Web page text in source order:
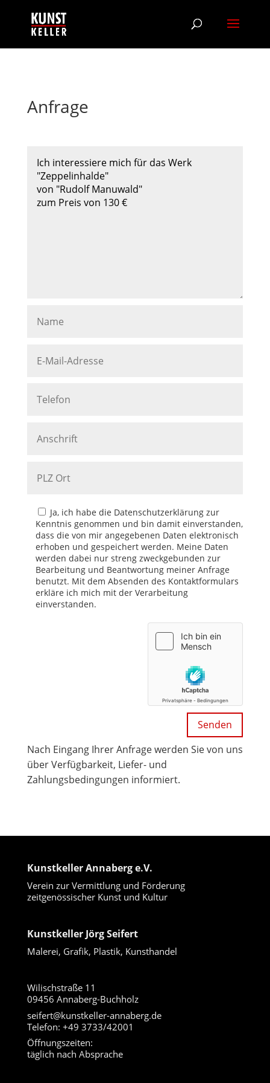
Anfrage
Ja, ich habe die Datenschutzerklärung zur
Kenntnis genommen und bin damit einverstanden,
dass die von mir angegebenen Daten elektronisch
erhoben und gespeichert werden. Meine Daten
werden dabei nur streng zweckgebunden zur
Bearbeitung und Beantwortung meiner Anfrage
benutzt. Mit dem Absenden des Kontaktformulars
erkläre ich mich mit der Verarbeitung
einverstanden.
Nach Eingang Ihrer Anfrage werden Sie von uns
über Verfügbarkeit, Liefer- und
Zahlungsbedingungen informiert.
Kunstkeller Annaberg e.V.
Verein zur Vermittlung und Förderung
zeitgenössischer Kunst und Kultur
Kunstkeller Jörg Seifert
Malerei, Grafik, Plastik, Kunsthandel
Wilischstraße 11
09456 Annaberg-Buchholz
seifert@kunstkeller-annaberg.de
Telefon: +49 3733/42001
Öffnungszeiten:
täglich nach Absprache